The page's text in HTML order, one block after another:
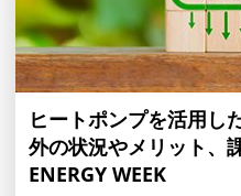
ヒートポンプを活用し
外の状況やメリット、
ENERGY WEEK